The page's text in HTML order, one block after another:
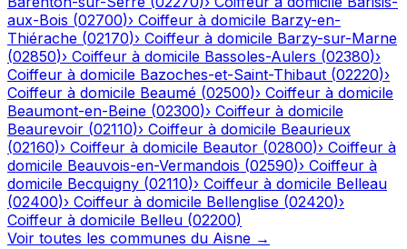
aux-Bois (02700)› Coiffeur à domicile Barzy-en-
Thiérache (02170)› Coiffeur à domicile Barzy-sur-Marne
(02850)› Coiffeur à domicile Bassoles-Aulers (02380)›
Coiffeur à domicile Bazoches-et-Saint-Thibaut (02220)›
Coiffeur à domicile Beaumé (02500)› Coiffeur à domicile
Beaumont-en-Beine (02300)› Coiffeur à domicile
Beaurevoir (02110)› Coiffeur à domicile Beaurieux
(02160)› Coiffeur à domicile Beautor (02800)› Coiffeur à
domicile Beauvois-en-Vermandois (02590)› Coiffeur à
domicile Becquigny (02110)› Coiffeur à domicile Belleau
(02400)› Coiffeur à domicile Bellenglise (02420)›
Coiffeur à domicile Belleu (02200)
Voir toutes les communes du Aisne →